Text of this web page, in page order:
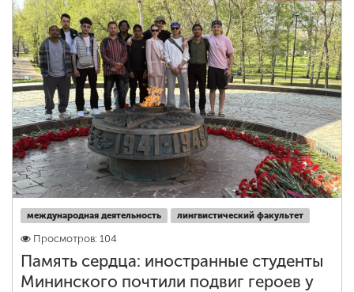
международная деятельность лингвистический факультет
Просмотров: 104
Память сердца: иностранные студенты
Мининского почтили подвиг героев у